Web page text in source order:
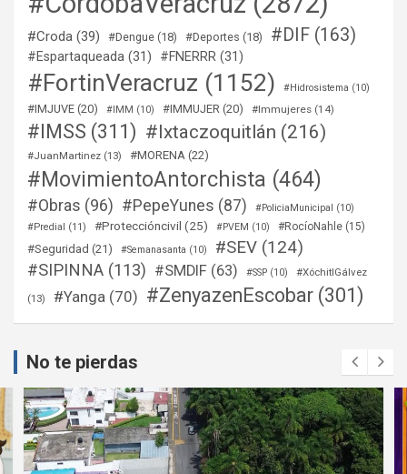
#Croda (39) #Dengue (18) #Deportes (18) #DIF (163)
#Espartaqueada (31) #FNERRR (31)
#FortinVeracruz (1152) #Hidrosistema (10)
#IMJUVE (20) #IMM (10) #IMMUJER (20) #Immujeres (14)
#IMSS (311) #Ixtaczoquitlán (216)
#JuanMartinez (13) #MORENA (22)
#MovimientoAntorchista (464)
#Obras (96) #PepeYunes (87) #PoliciaMunicipal
(10)
#Predial
(11) #Proteccióncivil (25) #PVEM (10) #RocíoNahle (15)
#Seguridad (21) #Semanasanta (10) #SEV (124)
#SIPINNA (113) #SMDIF (63) #SSP (10) #XóchitlGálvez
(13) #Yanga (70) #ZenyazenEscobar (301)
No te pierdas